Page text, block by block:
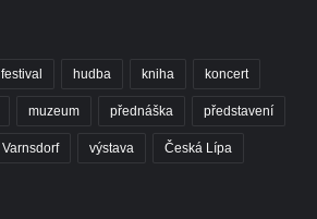
festival hudba kniha koncert
muzeum přednáška představení
Varnsdorf výstava Česká Lípa